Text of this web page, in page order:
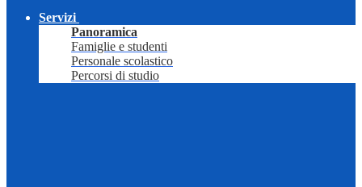
Servizi
Panoramica
Famiglie e studenti
Personale scolastico
Percorsi di studio